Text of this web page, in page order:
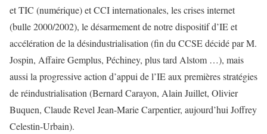
et TIC (numérique) et CCI internationales, les crises internet
(bulle 2000/2002), le désarmement de notre dispositif d’IE et
accélération de la désindustrialisation (fin du CCSE décidé par M.
Jospin, Affaire Gemplus, Péchiney, plus tard Alstom …), mais
aussi la progressive action d’appui de l’IE aux premières stratégies
de réindustrialisation (Bernard Carayon, Alain Juillet, Olivier
Buquen, Claude Revel Jean-Marie Carpentier, aujourd’hui Joffrey
Celestin-Urbain).